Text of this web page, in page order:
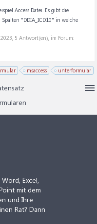
Access Datei. Es gibt die
Spalten "DDIA_ICD10" in welche
, 5 Antwort(en), im Forum:
msaccess unterformular
Excel,
mit dem
und Ihre
Rat? Dann